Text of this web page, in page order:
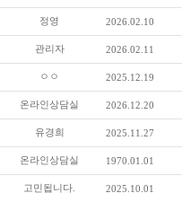
정영 2026.02.10
관리자 2026.02.11
ㅇㅇ 2025.12.19
온라인상담실 2026.12.20
유경희 2025.11.27
온라인상담실 1970.01.01
고민됩니다. 2025.10.01